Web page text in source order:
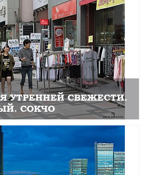
УТРЕННЕЙ СВЕЖЕСТИ.
СОКЧО